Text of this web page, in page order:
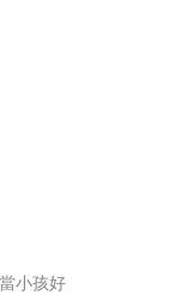
小孩好